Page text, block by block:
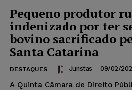
Pequeno produtor
indenizado por ter
bovino sacrificado
Santa Catarina
DESTAQUES Juristas - 09/02/
A Quinta Câmara de Direito